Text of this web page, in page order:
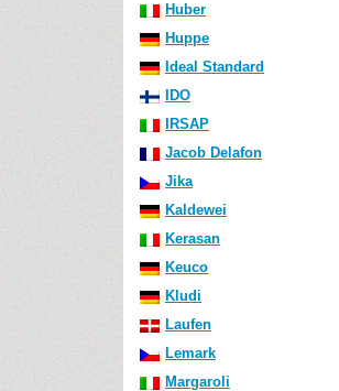
Huber
Huppe
Ideal Standard
IDO
IRSAP
Jacob Delafon
Jika
Kaldewei
Kerasan
Keuco
Kludi
Laufen
Lemark
Margaroli